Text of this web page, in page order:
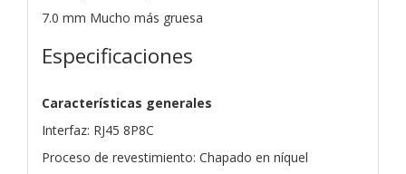
7.0 mm Mucho más gruesa
Especificaciones
Características generales
Interfaz: RJ45 8P8C
Proceso de revestimiento: Chapado en níquel